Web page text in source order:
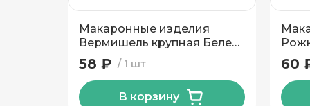
Макаронные изделия
Вермишель крупная Белес
400 гр
1 шт
58 ₽
В корзину
60